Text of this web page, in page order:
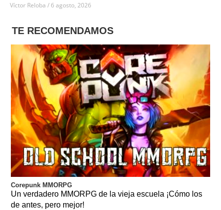
Víctor Reloba 6 agosto, 2026
TE RECOMENDAMOS
Corepunk MMORPG
Un verdadero MMORPG de la vieja escuela ¡Cómo los
de antes, pero mejor!